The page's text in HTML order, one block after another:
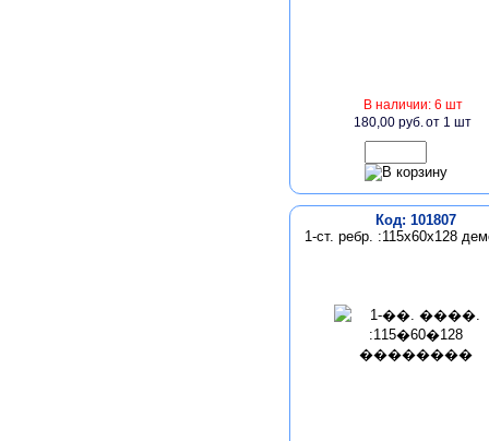
В наличии: 6 шт
180,00 руб.от 1 шт
Код: 101807
1-ст. ребр. :115х60х128